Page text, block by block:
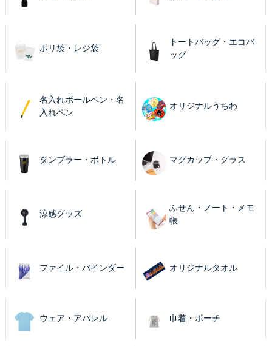
ポリ袋・レジ袋
トートバッグ・エコバ
ッグ
名入れボールペン・名
入れペン
オリジナルうちわ
タンブラー・ボトル マグカップ・グラス
涼感グッズ
ふせん・ノート・メモ
帳
ファイル・バインダー オリジナルタオル
ウェア・アパレル 巾着・ポーチ